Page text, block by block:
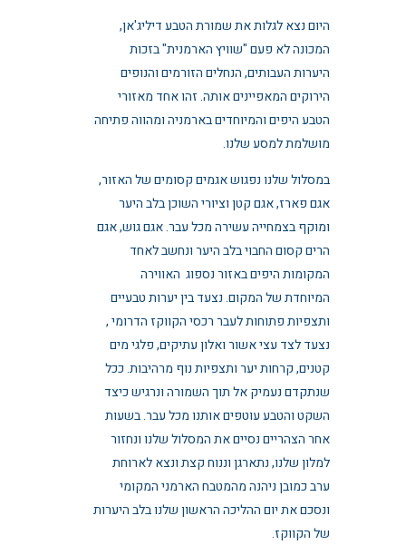
היום נצא לגלות את שמורת הטבע דיליג'אן,
המכונה לא פעם "שוויץ הארמנית" בזכות
היערות העבותים, הנחלים הזורמים והנופים
הירוקים המאפיינים אותה. זהו אחד מאזורי
הטבע היפים והמיוחדים בארמניה ומהווה פתיחה
מושלמת למסע שלנו.
במסלול שלנו נפגוש אגמים קסומים של האזור,
אגם פארז, אגם קטן וציורי השוכן בלב היער
ומוקף בצמחייה עשירה מכל עבר. אגם גוש, אגם
הרים קסום החבוי בלב היער ונחשב לאחד
המקומות היפים באזור נספוג האווירה
המיוחדת של המקום. נצעד בין יערות טבעיים
ותצפיות פתוחות לעבר רכסי הקווקז הדרומי ,
נצעד לצד עצי אשור ואלון עתיקים, פלגי מים
קטנים, קרחות יער ותצפיות נוף מרהיבות. ככל
שנתקדם נעמיק אל תוך השמורה ונרגיש כיצד
השקט והטבע עוטפים אותנו מכל עבר. בשעות
אחר הצהריים נסיים את המסלול שלנו ונחזור
למלון שלנו, נתארגן וננוח קצת ונצא לארוחת
ערב כמובן ניהנה מהמטבח הארמני המקומי
ונסכם את יום ההליכה הראשון שלנו בלב היערות
של הקווקז.